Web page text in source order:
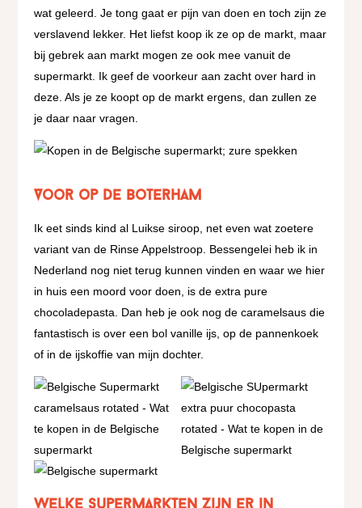
wat geleerd. Je tong gaat er pijn van doen en toch zijn ze
verslavend lekker. Het liefst koop ik ze op de markt, maar
bij gebrek aan markt mogen ze ook mee vanuit de
supermarkt. Ik geef de voorkeur aan zacht over hard in
deze. Als je ze koopt op de markt ergens, dan zullen ze
je daar naar vragen.
Voor op de boterham
Ik eet sinds kind al Luikse siroop, net even wat zoetere
variant van de Rinse Appelstroop. Bessengelei heb ik in
Nederland nog niet terug kunnen vinden en waar we hier
in huis een moord voor doen, is de extra pure
chocoladepasta. Dan heb je ook nog de caramelsaus die
fantastisch is over een bol vanille ijs, op de pannenkoek
of in de ijskoffie van mijn dochter.